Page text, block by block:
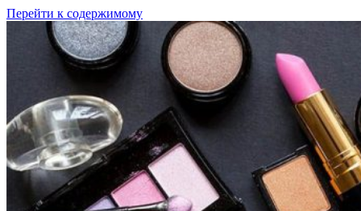
Перейти к содержимому